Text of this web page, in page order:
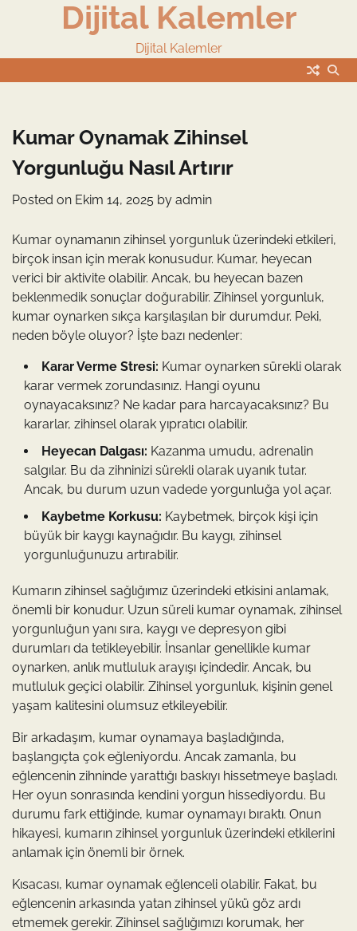
Dijital Kalemler
Dijital Kalemler
Kumar Oynamak Zihinsel
Yorgunluğu Nasıl Artırır
Posted on Ekim 14, 2025 by admin
Kumar oynamanın zihinsel yorgunluk üzerindeki etkileri,
birçok insan için merak konusudur. Kumar, heyecan
verici bir aktivite olabilir. Ancak, bu heyecan bazen
beklenmedik sonuçlar doğurabilir. Zihinsel yorgunluk,
kumar oynarken sıkça karşılaşılan bir durumdur. Peki,
neden böyle oluyor? İşte bazı nedenler:
Karar Verme Stresi: Kumar oynarken sürekli olarak
karar vermek zorundasınız. Hangi oyunu
oynayacaksınız? Ne kadar para harcayacaksınız? Bu
kararlar, zihinsel olarak yıpratıcı olabilir.
Heyecan Dalgası: Kazanma umudu, adrenalin
salgılar. Bu da zihninizi sürekli olarak uyanık tutar.
Ancak, bu durum uzun vadede yorgunluğa yol açar.
Kaybetme Korkusu: Kaybetmek, birçok kişi için
büyük bir kaygı kaynağıdır. Bu kaygı, zihinsel
yorgunluğunuzu artırabilir.
Kumarın zihinsel sağlığımız üzerindeki etkisini anlamak,
önemli bir konudur. Uzun süreli kumar oynamak, zihinsel
yorgunluğun yanı sıra, kaygı ve depresyon gibi
durumları da tetikleyebilir. İnsanlar genellikle kumar
oynarken, anlık mutluluk arayışı içindedir. Ancak, bu
mutluluk geçici olabilir. Zihinsel yorgunluk, kişinin genel
yaşam kalitesini olumsuz etkileyebilir.
Bir arkadaşım, kumar oynamaya başladığında,
başlangıçta çok eğleniyordu. Ancak zamanla, bu
eğlencenin zihninde yarattığı baskıyı hissetmeye başladı.
Her oyun sonrasında kendini yorgun hissediyordu. Bu
durumu fark ettiğinde, kumar oynamayı bıraktı. Onun
hikayesi, kumarın zihinsel yorgunluk üzerindeki etkilerini
anlamak için önemli bir örnek.
Kısacası, kumar oynamak eğlenceli olabilir. Fakat, bu
eğlencenin arkasında yatan zihinsel yükü göz ardı
etmemek gerekir. Zihinsel sağlığımızı korumak, her